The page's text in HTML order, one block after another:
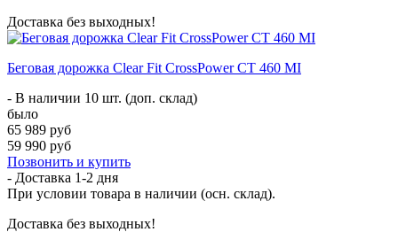
Доставка без выходных!
Беговая дорожка Clear Fit CrossPower CT 460 MI
- В наличии 10 шт. (доп. склад)
было
65 989 руб
59 990 руб
Позвонить и купить
- Доставка 1-2 дня
При условии товара в наличии (осн. склад).
Доставка без выходных!